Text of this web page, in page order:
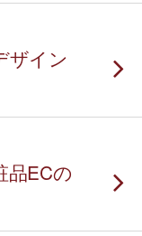
ザイン
品ECの